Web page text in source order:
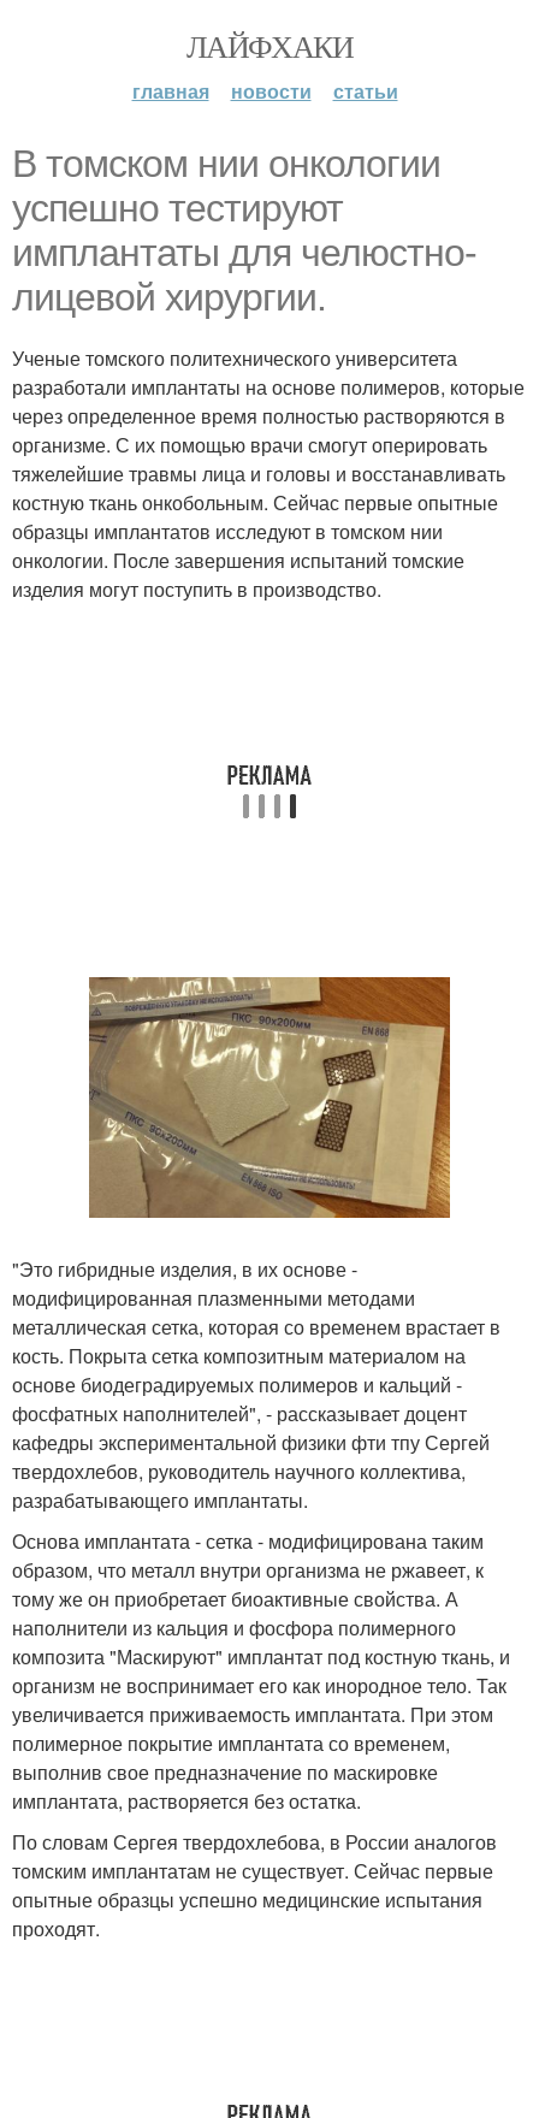
ЛАЙФХАКИ
главная новости статьи
В томском нии онкологии
успешно тестируют
имплантаты для челюстно-
лицевой хирургии.
Ученые томского политехнического университета
разработали имплантаты на основе полимеров, которые
через определенное время полностью растворяются в
организме. С их помощью врачи смогут оперировать
тяжелейшие травмы лица и головы и восстанавливать
костную ткань онкобольным. Сейчас первые опытные
образцы имплантатов исследуют в томском нии
онкологии. После завершения испытаний томские
изделия могут поступить в производство.
"Это гибридные изделия, в их основе -
модифицированная плазменными методами
металлическая сетка, которая со временем врастает в
кость. Покрыта сетка композитным материалом на
основе биодеградируемых полимеров и кальций -
фосфатных наполнителей", - рассказывает доцент
кафедры экспериментальной физики фти тпу Сергей
твердохлебов, руководитель научного коллектива,
разрабатывающего имплантаты.
Основа имплантата - сетка - модифицирована таким
образом, что металл внутри организма не ржавеет, к
тому же он приобретает биоактивные свойства. А
наполнители из кальция и фосфора полимерного
композита "Маскируют" имплантат под костную ткань, и
организм не воспринимает его как инородное тело. Так
увеличивается приживаемость имплантата. При этом
полимерное покрытие имплантата со временем,
выполнив свое предназначение по маскировке
имплантата, растворяется без остатка.
По словам Сергея твердохлебова, в России аналогов
томским имплантатам не существует. Сейчас первые
опытные образцы успешно медицинские испытания
проходят.